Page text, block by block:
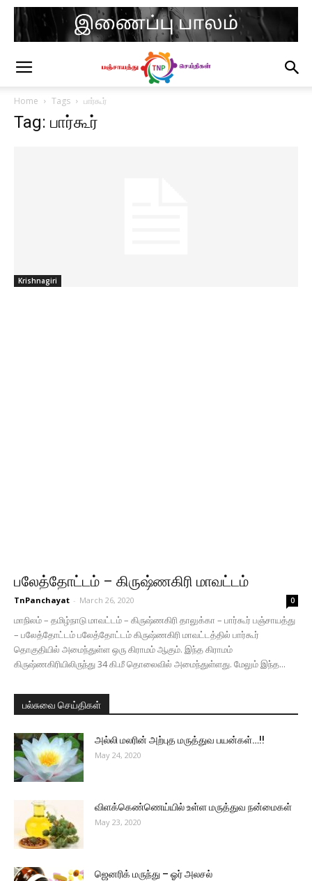
Home Tags பார்கூர்
Tag: பார்கூர்
Krishnagiri
பலேத்தோட்டம் – கிருஷ்ணகிரி மாவட்டம்
TnPanchayat - March 26, 2020 0
மாநிலம் – தமிழ்நாடு மாவட்டம் – கிருஷ்ணகிரி தாலுக்கா – பார்கூர் பஞ்சாயத்து
– பலேத்தோட்டம் பலேத்தோட்டம் கிருஷ்ணகிரி மாவட்டத்தில் பார்கூர்
தொகுதியில் அமைந்துள்ள ஒரு கிராமம் ஆகும். இந்த கிராமம்
கிருஷ்ணகிரியிலிருந்து 34 கி.மீ தொலைவில் அமைந்துள்ளது. மேலும் இந்த...
பல்சுவை செய்திகள்
அல்லி மலரின் அற்புத மருத்துவ பயன்கள்…!!
May 24, 2020
விளக்கெண்ணெய்யில் உள்ள மருத்துவ நன்மைகள்
May 23, 2020
ஜெனரிக் மருந்து – ஓர் அலசல்